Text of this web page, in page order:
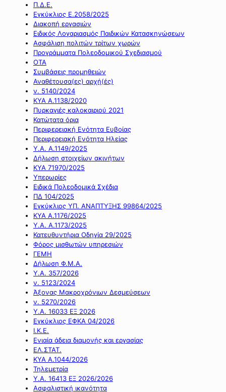
Π.Δ.Ε.
Εγκύκλιος Ε.2058/2025
Διακοπή εργασιών
Ειδικός Λογαριασμός Παιδικών Κατασκηνώσεων
Ασφάλιση πολιτών τρίτων χωρών
Προγράμματα Πολεοδομικού Σχεδιασμού
ΟΤΑ
Συμβάσεις προμηθειών
Αναθέτουσα(ες) αρχή(ές)
ν. 5140/2024
ΚΥΑ Α.1138/2020
Πυρκαγιές καλοκαιριού 2021
Κατώτατα όρια
Περιφερειακή Ενότητα Ευβοίας
Περιφερειακή Ενότητα Ηλείας
Υ.Α. Α.1149/2025
Δήλωση στοιχείων ακινήτων
ΚΥΑ 71970/2025
Υπερωρίες
Ειδικά Πολεοδομικά Σχέδια
ΠΔ 104/2025
Εγκύκλιος ΥΠ. ΑΝΑΠΤΥΞΗΣ 99864/2025
ΚΥΑ Α.1176/2025
Υ.Α. Α.1173/2025
Κατευθυντήρια Οδηγία 29/2025
Φόρος μισθωτών υπηρεσιών
ΓΕΜΗ
Δήλωση Φ.Μ.Α.
Υ.Α. 357/2026
ν. 5123/2024
Άξονας Μακροχρόνιων Δεσμεύσεων
ν. 5270/2026
Υ.Α. 16033 ΕΞ 2026
Εγκύκλιος ΕΦΚΑ 04/2026
Ι.Κ.Ε.
Ενιαία άδεια διαμονής και εργασίας
ΕΛ.ΣΤΑΤ.
ΚΥΑ Α.1044/2026
Τηλεμετρία
Υ.Α. 16413 ΕΞ 2026/2026
Ασφαλιστική ικανότητα